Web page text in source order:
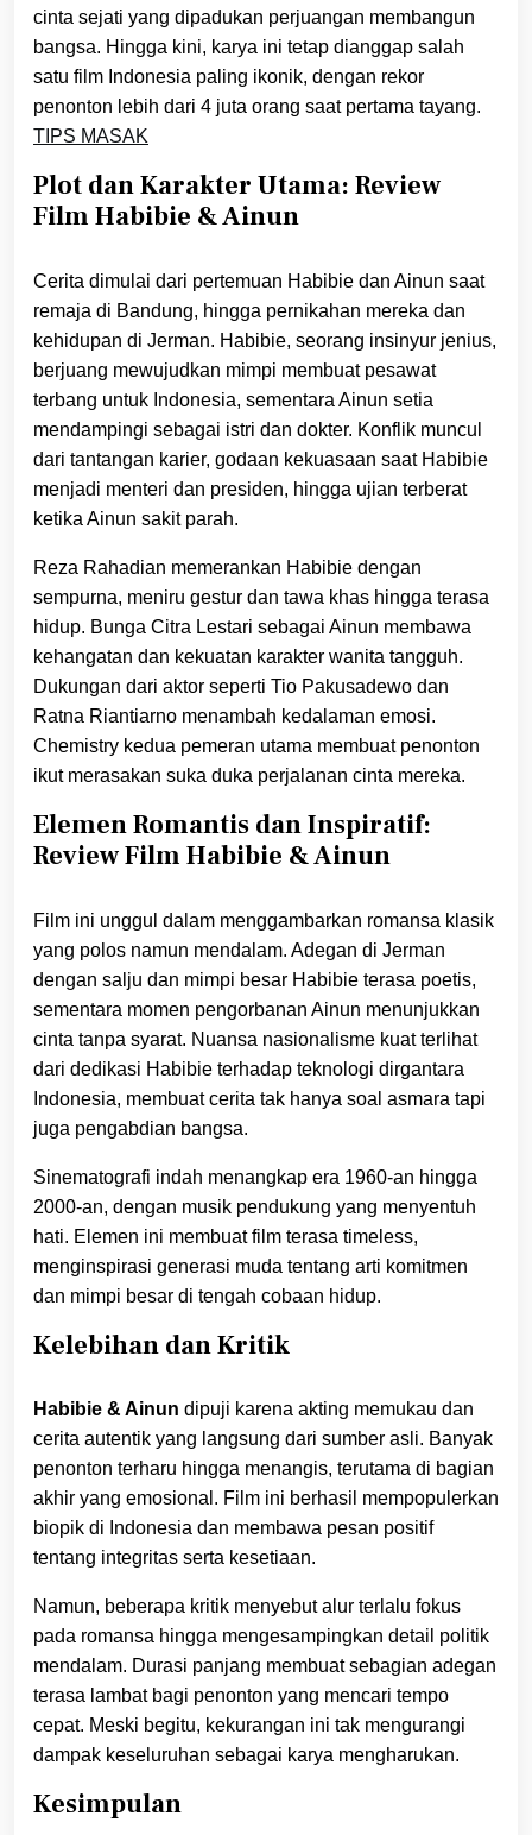
cinta sejati yang dipadukan perjuangan membangun
bangsa. Hingga kini, karya ini tetap dianggap salah
satu film Indonesia paling ikonik, dengan rekor
penonton lebih dari 4 juta orang saat pertama tayang.
TIPS MASAK
Plot dan Karakter Utama: Review
Film Habibie & Ainun
Cerita dimulai dari pertemuan Habibie dan Ainun saat
remaja di Bandung, hingga pernikahan mereka dan
kehidupan di Jerman. Habibie, seorang insinyur jenius,
berjuang mewujudkan mimpi membuat pesawat
terbang untuk Indonesia, sementara Ainun setia
mendampingi sebagai istri dan dokter. Konflik muncul
dari tantangan karier, godaan kekuasaan saat Habibie
menjadi menteri dan presiden, hingga ujian terberat
ketika Ainun sakit parah.
Reza Rahadian memerankan Habibie dengan
sempurna, meniru gestur dan tawa khas hingga terasa
hidup. Bunga Citra Lestari sebagai Ainun membawa
kehangatan dan kekuatan karakter wanita tangguh.
Dukungan dari aktor seperti Tio Pakusadewo dan
Ratna Riantiarno menambah kedalaman emosi.
Chemistry kedua pemeran utama membuat penonton
ikut merasakan suka duka perjalanan cinta mereka.
Elemen Romantis dan Inspiratif:
Review Film Habibie & Ainun
Film ini unggul dalam menggambarkan romansa klasik
yang polos namun mendalam. Adegan di Jerman
dengan salju dan mimpi besar Habibie terasa poetis,
sementara momen pengorbanan Ainun menunjukkan
cinta tanpa syarat. Nuansa nasionalisme kuat terlihat
dari dedikasi Habibie terhadap teknologi dirgantara
Indonesia, membuat cerita tak hanya soal asmara tapi
juga pengabdian bangsa.
Sinematografi indah menangkap era 1960-an hingga
2000-an, dengan musik pendukung yang menyentuh
hati. Elemen ini membuat film terasa timeless,
menginspirasi generasi muda tentang arti komitmen
dan mimpi besar di tengah cobaan hidup.
Kelebihan dan Kritik
Habibie & Ainun dipuji karena akting memukau dan
cerita autentik yang langsung dari sumber asli. Banyak
penonton terharu hingga menangis, terutama di bagian
akhir yang emosional. Film ini berhasil mempopulerkan
biopik di Indonesia dan membawa pesan positif
tentang integritas serta kesetiaan.
Namun, beberapa kritik menyebut alur terlalu fokus
pada romansa hingga mengesampingkan detail politik
mendalam. Durasi panjang membuat sebagian adegan
terasa lambat bagi penonton yang mencari tempo
cepat. Meski begitu, kekurangan ini tak mengurangi
dampak keseluruhan sebagai karya mengharukan.
Kesimpulan